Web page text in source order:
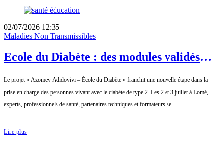
02/07/2026 12:35
Maladies Non Transmissibles
Ecole du Diabète : des modules validés
et l'autonomie des patients
Le projet « Azomey Adidovivi – École du Diabète » franchit une nouvelle étape dans la
prise en charge des personnes vivant avec le diabète de type 2. Les 2 et 3 juillet à Lomé,
experts, professionnels de santé, partenaires techniques et formateurs se
Lire plus